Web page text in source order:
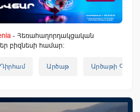
- Հեռահաղորդակցական
բիզնեսի համար:
Արծաթ Արծաթի Գին